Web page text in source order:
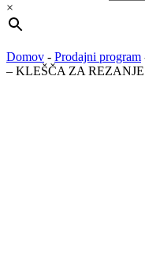
×
Domov - Prodajni program
– KLEŠČA ZA